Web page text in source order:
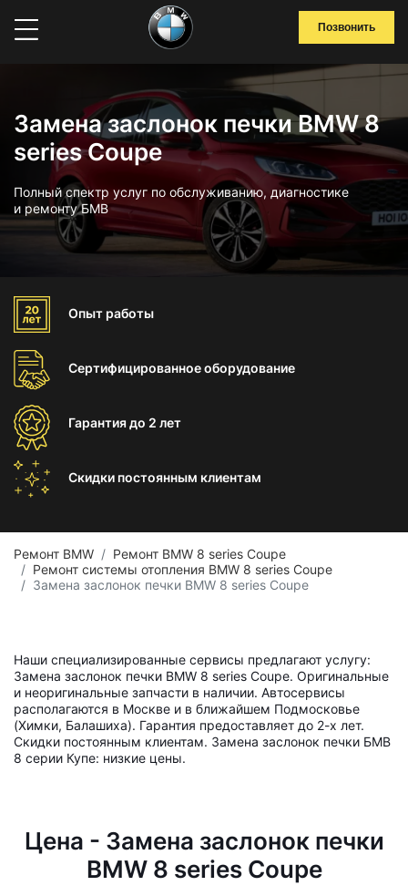
Позвонить
Замена заслонок печки BMW 8
series Coupe
Полный спектр услуг по обслуживанию, диагностике
и ремонту БМВ
Опыт работы
Сертифицированноеоборудование
Гарантиядо 2 лет
Скидки постоянным клиентам
Ремонт BMW
Ремонт BMW 8 series Coupe
Ремонт системы отопления BMW 8 series Coupe
Замена заслонок печки BMW 8 series Coupe
Наши специализированные сервисы предлагают услугу:
Замена заслонок печки BMW 8 series Coupe. Оригинальные
и неоригинальные запчасти в наличии. Автосервисы
располагаются в Москве и в ближайшем Подмосковье
(Химки, Балашиха). Гарантия предоставляет до 2-х лет.
Скидки постоянным клиентам. Замена заслонок печки БМВ
8 серии Купе: низкие цены.
Цена - Замена заслонок печки
BMW 8 series Coupe